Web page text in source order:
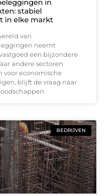
in
stabiel
in elke markt
van
neemt
een bijzondere
andere sectoren
voor economische
blijft de vraag naar
BEDRIJVEN